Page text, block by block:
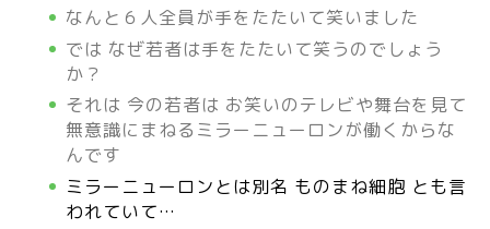
なんと６人全員が手をたたいて笑いました
では なぜ若者は手をたたいて笑うのでしょう
か？
それは 今の若者は お笑いのテレビや舞台を見て
無意識にまねるミラーニューロンが働くからな
んです
ミラーニューロンとは別名 ものまね細胞 とも言
われていて…